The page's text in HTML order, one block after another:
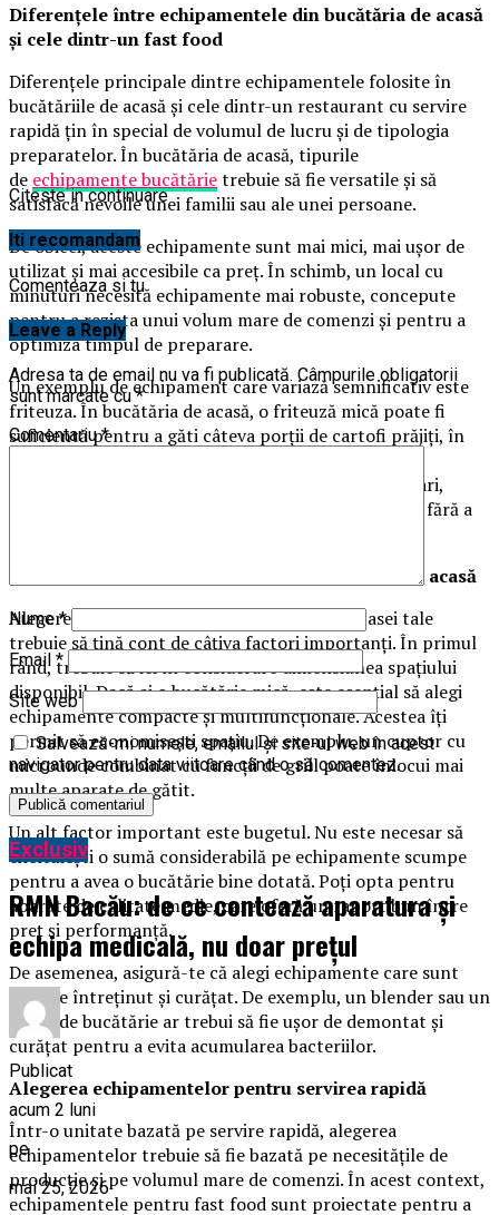
Diferențele între echipamentele din bucătăria de acasă
și cele dintr-un fast food
Diferențele principale dintre echipamentele folosite în
bucătăriile de acasă și cele dintr-un restaurant cu servire
rapidă țin în special de volumul de lucru și de tipologia
preparatelor. În bucătăria de acasă, tipurile
de echipamente bucătărietrebuie să fie versatile și să
satisfacă nevoile unei familii sau ale unei persoane.
De obicei, aceste echipamente sunt mai mici, mai ușor de
utilizat și mai accesibile ca preț. În schimb, un local cu
minuturi necesită echipamente mai robuste, concepute
pentru a rezista unui volum mare de comenzi și pentru a
optimiza timpul de preparare.
Un exemplu de echipament care variază semnificativ este
friteuza. În bucătăria de acasă, o friteuză mică poate fi
suficientă pentru a găti câteva porții de cartofi prăjiți, în
friteuzele sunt adesea industriale, de dimensiuni mari,
capabile de a găti cantități mari într-un timp scurt, fără a
Cum alegi echipamentele pentru bucătăria ta de acasă
Alegerea echipamentelor pentru bucătăria casei tale
trebuie să țină cont de câțiva factori importanți. În primul
rând, trebuie să iei în considerare dimensiunea spațiului
disponibil. Dacă ai o bucătărie mică, este esențial să alegi
echipamente compacte și multifuncționale. Acestea îți
permit să economisești spațiu. De exemplu, un cuptor cu
microunde combinat cu funcții de grill poate înlocui mai
multe aparate de gătit.
Un alt factor important este bugetul. Nu este necesar să
cheltuiești o sumă considerabilă pe echipamente scumpe
pentru a avea o bucătărie bine dotată. Poți opta pentru
aparate de calitate medie, care oferă un raport bun între
preț și performanță.
De asemenea, asigură-te că alegi echipamente care sunt
ușor de întreținut și curățat. De exemplu, un blender sau un
robot de bucătărie ar trebui să fie ușor de demontat și
curățat pentru a evita acumularea bacteriilor.
Alegerea echipamentelor pentru servirea rapidă
Într-o unitate bazată pe servire rapidă, alegerea
echipamentelor trebuie să fie bazată pe necesitățile de
producție și pe volumul mare de comenzi. În acest context,
echipamentele pentru fast food sunt proiectate pentru a
Citeste in continuare
Iti recomandam
Comenteaza si tu
Leave a Reply
Adresa ta de email nu va fi publicată. Câmpurile obligatorii
sunt marcate cu*
Comentariu*
Nume*
Email *
Site web
Salvează-mi numele, emailul și site-ul web în acest
navigator pentru data viitoare când o să comentez.
Exclusiv
RMN Bacău: de ce contează aparatura și
echipa medicală, nu doar prețul
Publicat
acum 2 luni
pe
mai 25, 2026